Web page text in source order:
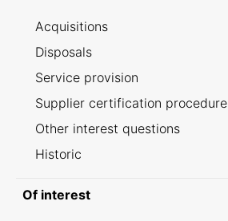
Acquisitions
Disposals
Service provision
Supplier certification procedure
Other interest questions
Historic
Of interest